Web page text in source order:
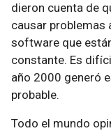
dieron cuenta de
causar
software que
constante. Es
año 2000 generó
probable.
Todo el mundo